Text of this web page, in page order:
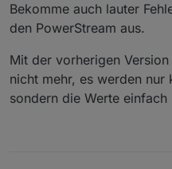
Bekomme auch lauter
den PowerStream aus.
Mit der vorherigen
nicht mehr, es werden nur
sondern die Werte